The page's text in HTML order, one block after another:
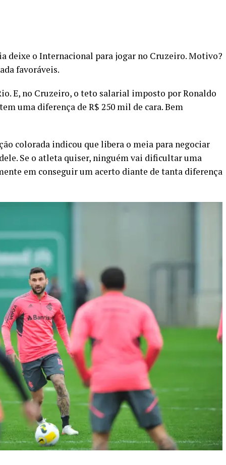
deixe o Internacional para jogar no Cruzeiro. Motivo?
favoráveis.
E, no Cruzeiro, o teto salarial imposto por Ronaldo
uma diferença de R$ 250 mil de cara. Bem
colorada indicou que libera o meia para negociar
Se o atleta quiser, ninguém vai dificultar uma
em conseguir um acerto diante de tanta diferença